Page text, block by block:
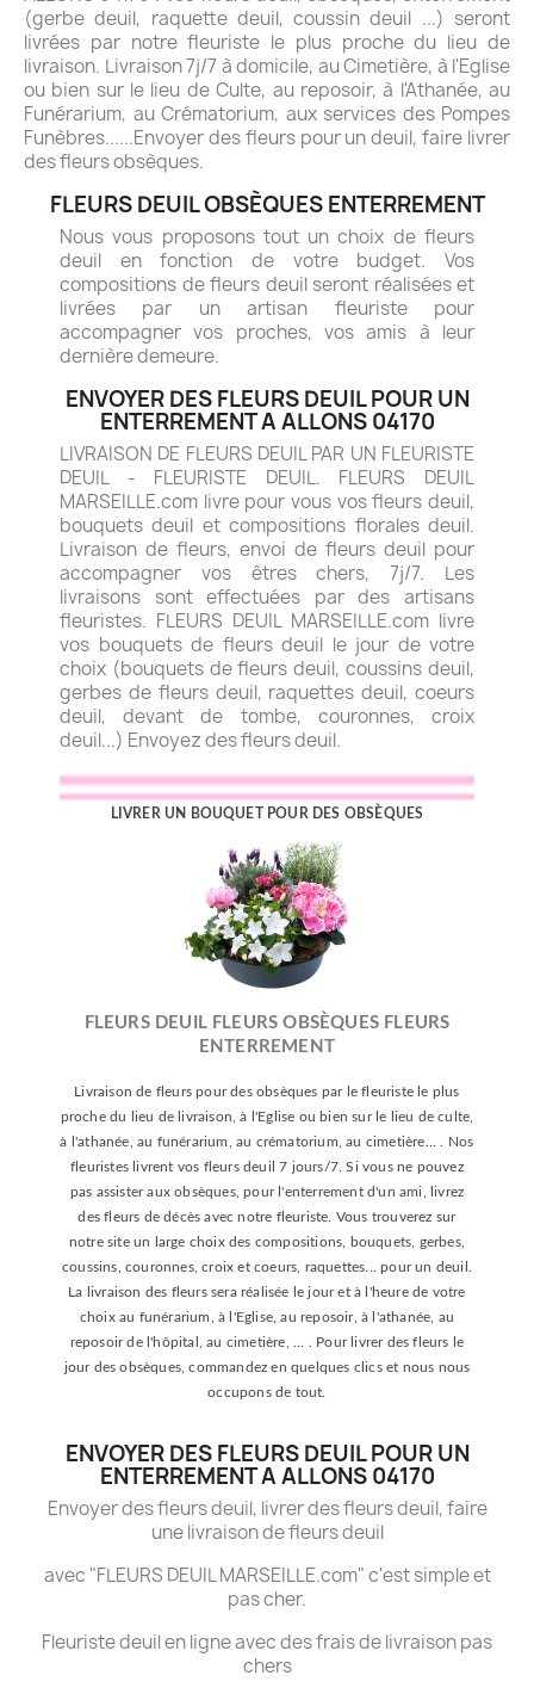
(gerbe deuil, raquette deuil, coussin deuil ...) seront
livrées par notre fleuriste le plus proche du lieu de
livraison. Livraison 7j/7 à domicile, au Cimetière, à l'Eglise
ou bien sur le lieu de Culte, au reposoir, à l'Athanée, au
Funérarium, au Crématorium, aux services des Pompes
Funèbres......Envoyer des fleurs pour un deuil, faire livrer
des fleurs obsèques.
FLEURS DEUIL OBSÈQUES ENTERREMENT
Nous vous proposons tout un choix de fleurs
deuil en fonction de votre budget. Vos
compositions de fleurs deuil seront réalisées et
livrées par un artisan fleuriste pour
accompagner vos proches, vos amis à leur
dernière demeure.
ENVOYER DES FLEURS DEUIL POUR UN
ENTERREMENT A ALLONS 04170
LIVRAISON DE FLEURS DEUIL PAR UN FLEURISTE
DEUIL - FLEURISTE DEUIL. FLEURS DEUIL
MARSEILLE.com livre pour vous vos fleurs deuil,
bouquets deuil et compositions florales deuil.
Livraison de fleurs, envoi de fleurs deuil pour
accompagner vos êtres chers, 7j/7. Les
livraisons sont effectuées par des artisans
fleuristes. FLEURS DEUIL MARSEILLE.com livre
vos bouquets de fleurs deuil le jour de votre
choix (bouquets de fleurs deuil, coussins deuil,
gerbes de fleurs deuil, raquettes deuil, coeurs
deuil, devant de tombe, couronnes, croix
deuil...) Envoyez des fleurs deuil.
LIVRER UN BOUQUET POUR DES OBSÈQUES
FLEURS DEUIL FLEURS OBSÈQUES FLEURS
ENTERREMENT
Livraison de fleurs pour des obsèques par le fleuriste le plus
proche du lieu de livraison, à l'Eglise ou bien sur le lieu de culte,
à l'athanée, au funérarium, au crématorium, au cimetière... . Nos
fleuristes livrent vos fleurs deuil 7 jours/7. Si vous ne pouvez
pas assister aux obsèques, pour l'enterrement d'un ami, livrez
des fleurs de décès avec notre fleuriste. Vous trouverez sur
notre site un large choix des compositions, bouquets, gerbes,
coussins, couronnes, croix et coeurs, raquettes... pour un deuil.
La livraison des fleurs sera réalisée le jour et à l'heure de votre
choix au funérarium, à l'Eglise, au reposoir, à l'athanée, au
reposoir de l'hôpital, au cimetière, ... . Pour livrer des fleurs le
jour des obsèques, commandez en quelques clics et nous nous
occupons de tout.
ENVOYER DES FLEURS DEUIL POUR UN
ENTERREMENT A ALLONS 04170
Envoyer des fleurs deuil, livrer des fleurs deuil, faire
une livraison de fleurs deuil
avec "FLEURS DEUIL MARSEILLE.com" c'est simple et
pas cher.
Fleuriste deuil en ligne avec des frais de livraison pas
chers